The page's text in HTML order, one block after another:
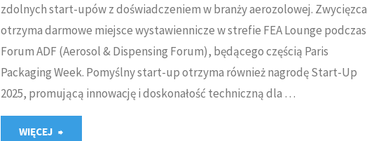
zdolnych start-upów z doświadczeniem w branży aerozolowej. Zwycięzca
otrzyma darmowe miejsce wystawiennicze w strefie FEA Lounge podczas
Forum ADF (Aerosol & Dispensing Forum), będącego częścią Paris
Packaging Week. Pomyślny start-up otrzyma również nagrodę Start-Up
2025, promującą innowację i doskonałość techniczną dla …
WIĘCEJ